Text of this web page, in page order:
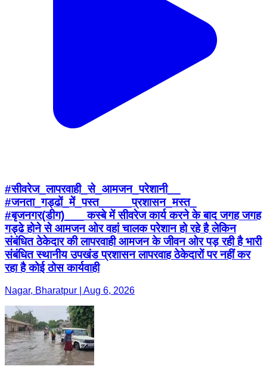
#सीवरेज_लापरवाही_से_आमजन_परेशानी__
#जनता_गड्ढों_में_पस्त_____प्रशासन_मस्त_
#बृजनगर(डीग)___ कस्बे में सीवरेज कार्य करने के बाद जगह जगह
गड्ढे होने से आमजन ओर वहां चालक परेशान हो रहे है लेकिन
संबंधित ठेकेदार की लापरवाही आमजन के जीवन ओर पड़ रही है भारी
संबंधित स्थानीय उपखंड प्रशासन लापरवाह ठेकेदारों पर नहीं कर
रहा है कोई ठोस कार्यवाही
Nagar, Bharatpur | Aug 6, 2026